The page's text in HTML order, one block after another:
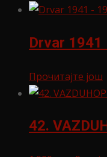
Drvar 1941
Прочитајте још
42.